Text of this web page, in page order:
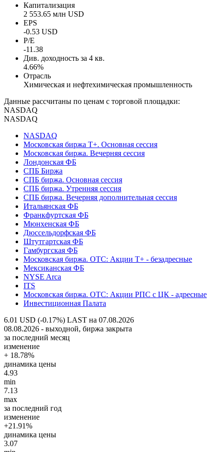
Капитализация
2 553.65 млн USD
EPS
-0.53 USD
P/E
-11.38
Див. доходность за 4 кв.
4.66%
Отрасль
Химическая и нефтехимическая промышленность
Данные рассчитаны по ценам с торговой площадки:
NASDAQ
NASDAQ
NASDAQ
Московская биржа Т+. Основная сессия
Московская биржа. Вечерняя сессия
Лондонская ФБ
СПБ Биржа
СПБ биржа. Основная сессия
СПБ биржа. Утренняя сессия
СПБ биржа. Вечерняя дополнительная сессия
Итальянская ФБ
Франкфуртская ФБ
Мюнхенская ФБ
Дюссельдорфская ФБ
Штутгартская ФБ
Гамбургская ФБ
Московская биржа. OTC: Акции T+ - безадресные
Мексиканская ФБ
NYSE Arca
ITS
Московская биржа. OTC: Акции РПС с ЦК - адресные
Инвестиционная Палата
6.01 USD (-0.17%) LAST на 07.08.2026
08.08.2026 - выходной, биржа закрыта
за последний месяц
изменение
+ 18.78%
динамика цены
4.93
min
7.13
max
за последний год
изменение
+21.91%
динамика цены
3.07